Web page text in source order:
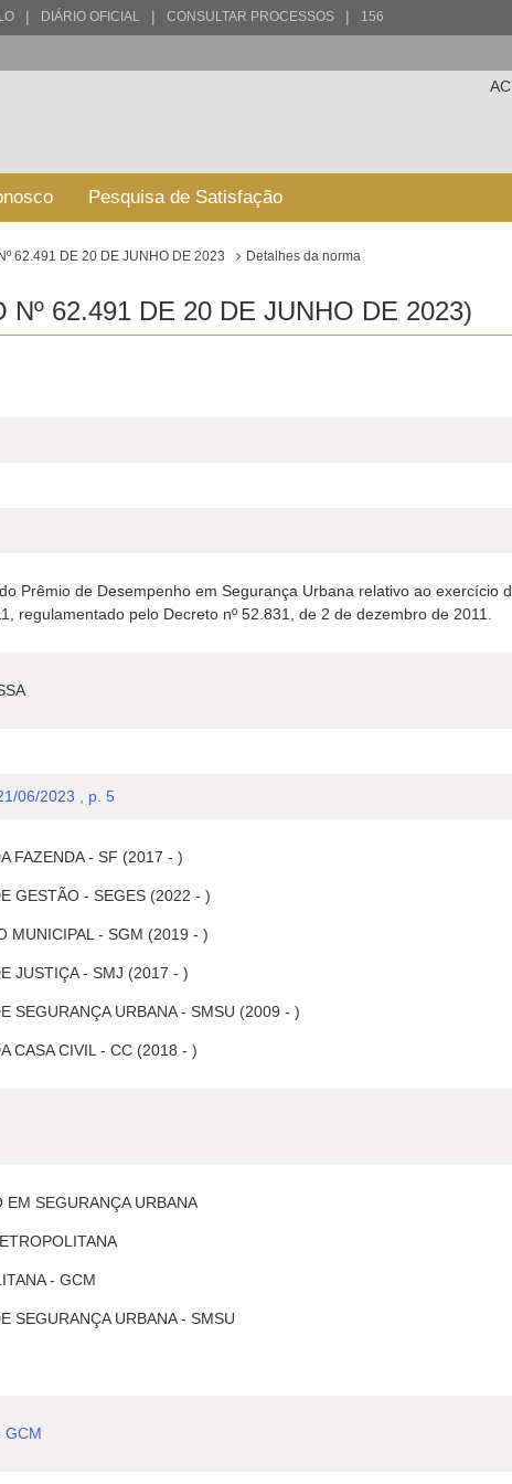
| DIÁRIO OFICIAL | CONSULTAR PROCESSOS | 156
Pesquisa de Satisfação
62.491 DE 20 DE JUNHO DE 2023 Detalhes da norma
62.491 DE 20 DE JUNHO DE 2023)
Prêmio de Desempenho em Segurança Urbana relativo ao exercício
regulamentado pelo Decreto nº 52.831, de 2 de dezembro de 2011.
06/2023 , p. 5
FAZENDA - SF (2017 - )
GESTÃO - SEGES (2022 - )
MUNICIPAL - SGM (2019 - )
JUSTIÇA - SMJ (2017 - )
SEGURANÇA URBANA - SMSU (2009 - )
CASA CIVIL - CC (2018 - )
SEGURANÇA URBANA
- GCM
SEGURANÇA URBANA - SMSU
GCM